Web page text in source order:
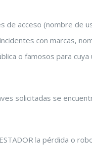
de acceso (nombre de
con marcas,
o famosos para cuya
solicitadas se
la pérdida o